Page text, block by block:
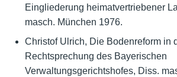
Eingliederung heimatvertriebener
masch. München 1976.
Christof Ulrich, Die Bodenreform in
Rechtsprechung des Bayerischen
Verwaltungsgerichtshofes, Diss.